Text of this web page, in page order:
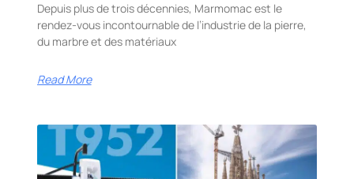
Depuis plus de trois décennies, Marmomac est le
rendez-vous incontournable de l’industrie de la pierre,
du marbre et des matériaux
Read More